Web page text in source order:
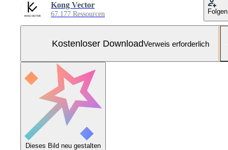
Kong Vector
67.177 Ressourcen Folgen
Kostenloser DownloadVerweis erforderlich
Dieses Bild neu gestalten